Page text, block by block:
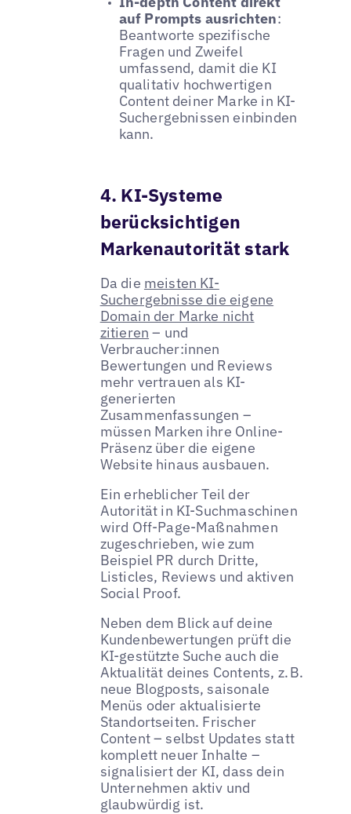
auf Prompts ausrichten:
Beantworte spezifische
Fragen und Zweifel
umfassend, damit die KI
qualitativ hochwertigen
Content deiner Marke in KI-
Suchergebnissen einbinden
kann.
4. KI-Systeme
berücksichtigen
Markenautorität stark
Da die meisten KI-
Suchergebnisse die eigene
Domain der Marke nicht
zitieren – und
Verbraucher:innen
Bewertungen und Reviews
mehr vertrauen als KI-
generierten
Zusammenfassungen –
müssen Marken ihre Online-
Präsenz über die eigene
Website hinaus ausbauen.
Ein erheblicher Teil der
Autorität in KI-Suchmaschinen
wird Off-Page-Maßnahmen
zugeschrieben, wie zum
Beispiel PR durch Dritte,
Listicles, Reviews und aktiven
Social Proof.
Neben dem Blick auf deine
Kundenbewertungen prüft die
KI-gestützte Suche auch die
Aktualität deines Contents, z. B.
neue Blogposts, saisonale
Menüs oder aktualisierte
Standortseiten. Frischer
Content – selbst Updates statt
komplett neuer Inhalte –
signalisiert der KI, dass dein
Unternehmen aktiv und
glaubwürdig ist.